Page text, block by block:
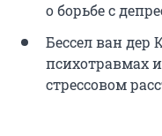
о борьбе с
Бессел ван дер
психотравмах
стрессовом